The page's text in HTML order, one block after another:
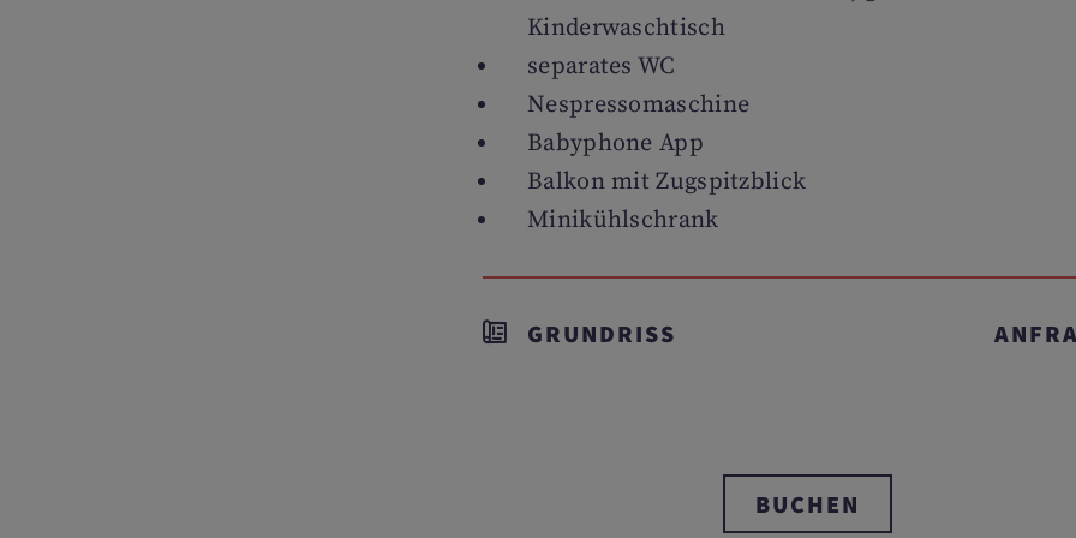
Kinderwaschtisch
separates WC
Nespressomaschine
Babyphone App
Balkon mit Zugspitzblick
Minikühlschrank
GRUNDRISS
BUCHEN